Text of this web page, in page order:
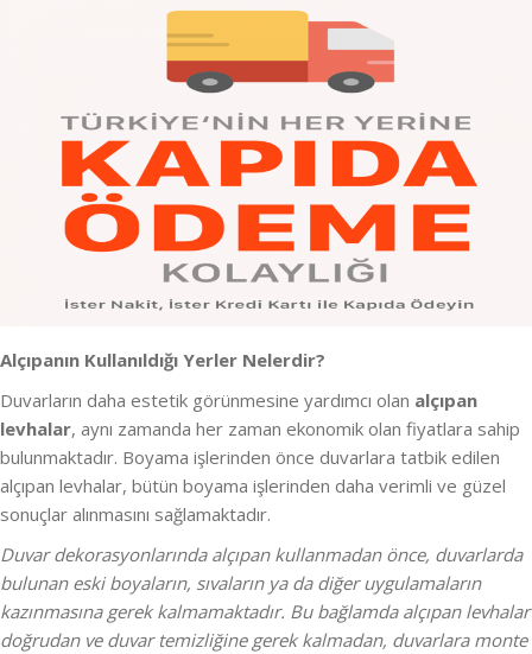
Alçıpanın Kullanıldığı Yerler Nelerdir?
Duvarların daha estetik görünmesine yardımcı olan alçıpan
levhalar, aynı zamanda her zaman ekonomik olan fiyatlara sahip
bulunmaktadır. Boyama işlerinden önce duvarlara tatbik edilen
alçıpan levhalar, bütün boyama işlerinden daha verimli ve güzel
sonuçlar alınmasını sağlamaktadır.
Duvar dekorasyonlarında alçıpan kullanmadan önce, duvarlarda
bulunan eski boyaların, sıvaların ya da diğer uygulamaların
kazınmasına gerek kalmamaktadır. Bu bağlamda alçıpan levhalar
doğrudan ve duvar temizliğine gerek kalmadan, duvarlara monte